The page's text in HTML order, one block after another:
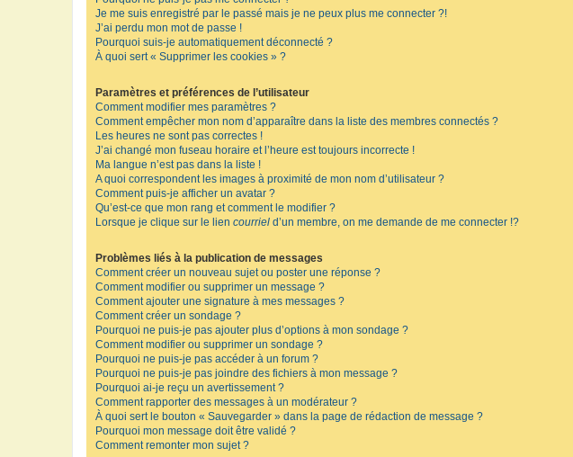
Je me suis enregistré par le passé mais je ne peux plus me connecter ?!
J’ai perdu mon mot de passe !
Pourquoi suis-je automatiquement déconnecté ?
À quoi sert « Supprimer les cookies » ?
Paramètres et préférences de l’utilisateur
Comment modifier mes paramètres ?
Comment empêcher mon nom d’apparaître dans la liste des membres connectés ?
Les heures ne sont pas correctes !
J’ai changé mon fuseau horaire et l’heure est toujours incorrecte !
Ma langue n’est pas dans la liste !
A quoi correspondent les images à proximité de mon nom d’utilisateur ?
Comment puis-je afficher un avatar ?
Qu’est-ce que mon rang et comment le modifier ?
Lorsque je clique sur le lien courriel d’un membre, on me demande de me connecter !?
Problèmes liés à la publication de messages
Comment créer un nouveau sujet ou poster une réponse ?
Comment modifier ou supprimer un message ?
Comment ajouter une signature à mes messages ?
Comment créer un sondage ?
Pourquoi ne puis-je pas ajouter plus d’options à mon sondage ?
Comment modifier ou supprimer un sondage ?
Pourquoi ne puis-je pas accéder à un forum ?
Pourquoi ne puis-je pas joindre des fichiers à mon message ?
Pourquoi ai-je reçu un avertissement ?
Comment rapporter des messages à un modérateur ?
À quoi sert le bouton « Sauvegarder » dans la page de rédaction de message ?
Pourquoi mon message doit être validé ?
Comment remonter mon sujet ?